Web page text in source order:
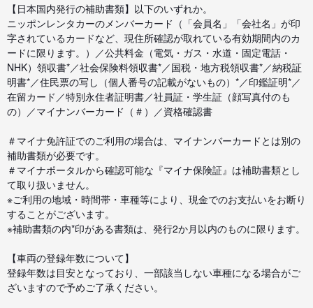
【日本国内発行の補助書類】以下のいずれか。
ニッポンレンタカーのメンバーカード（「会員名」「会社名」が印
字されているカードなど、現住所確認が取れている有効期間内のカ
ードに限ります。）／公共料金（電気・ガス・水道・固定電話・
NHK）領収書*／社会保険料領収書*／国税・地方税領収書*／納税証
明書*／住民票の写し（個人番号の記載がないもの）*／印鑑証明*／
在留カード／特別永住者証明書／社員証・学生証（顔写真付のも
の）／マイナンバーカード（＃）／資格確認書
＃マイナ免許証でのご利用の場合は、マイナンバーカードとは別の
補助書類が必要です。
＃マイナポータルから確認可能な『マイナ保険証』は補助書類とし
て取り扱いません。
※ご利用の地域・時間帯・車種等により、現金でのお支払いをお断り
することがございます。
※補助書類の内*印がある書類は、発行2か月以内のものに限ります。
【車両の登録年数について】
登録年数は目安となっており、一部該当しない車種になる場合がご
ざいますので予めご了承ください。